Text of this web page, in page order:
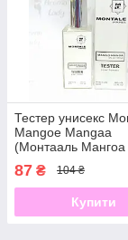
Тестер унисекс
Mangoe Mangaa
(Монтаaль Мангоa
87 ₴ 104 ₴
Купити